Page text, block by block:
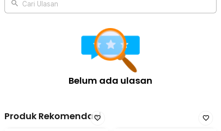
Cari Ulasan
Belum ada ulasan
Produk Rekomendasi